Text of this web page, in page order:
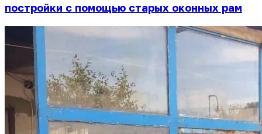
постройки с помощью старых оконных рам